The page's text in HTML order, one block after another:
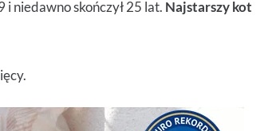
i niedawno skończył 25 lat. Najstarszy kot